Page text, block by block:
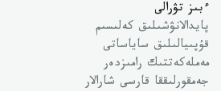
ءبىز تۋرالى
پايدالانۋشىلىق كەلىسىم
قۇپىيالىلىق ساياساتى
مەملەكەتتىك رامىزدەر
جەمقورلىققا قارسى شارالار